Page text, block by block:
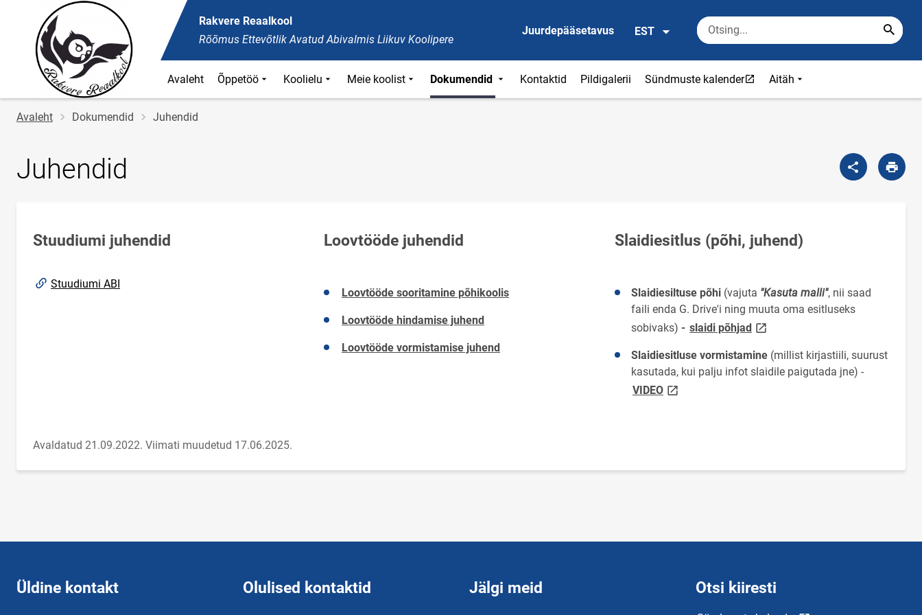
Rakvere Reaalkool
Rõõmus Ettevõtlik Avatud Abivalmis Liikuv Koolipere
Juurdepääsetavus EST
Avaleht Õppetöö Koolielu Meie koolist Dokumendid Kontaktid Pildigalerii Sündmuste kalender
Link avaneb uuel leheküljelAitäh
Jälglink
Avaleht Dokumendid Juhendid
Juhendid
Stuudiumi juhendid
Stuudiumi ABI
Link opens in same page
Loovtööde juhendid
Loovtööde sooritamine põhikoolis
Loovtööde hindamise juhend
Loovtööde vormistamise juhend
Slaidiesitlus (põhi, juhend)
Slaidiesiltuse põhi (vajuta "Kasuta malli", nii saad
faili enda G. Drive'i ning muuta oma esitluseks
sobivaks) - slaidi põhjadlink opens on new page
Slaidiesitluse vormistamine (millist kirjastiili, suurust
kasutada, kui palju infot slaidile paigutada jne) -
VIDEOlink opens on new page
Avaldatud 21.09.2022. Viimati muudetud 17.06.2025.
Üldine kontakt Olulised kontaktid Jälgi meid Otsi kiiresti